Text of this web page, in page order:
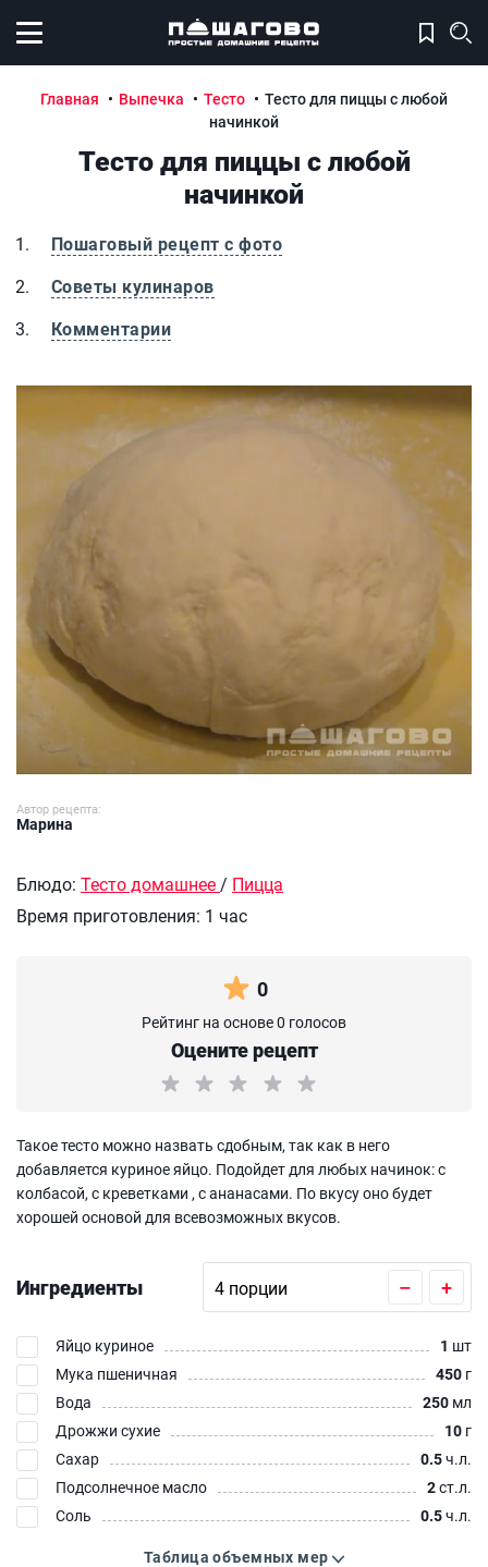
Открыть меню
Главная Выпечка Тесто
Тесто для пиццы с любой
начинкой
Тесто для пиццы с любой
начинкой
Пошаговый рецепт с фото
Советы кулинаров
Комментарии
Тесто для пиццы с любой начинкой
Автор рецепта:
Марина
Блюдо: Тесто домашнее/ Пицца
Время приготовления: 1 час
0
Рейтинг на основе 0 голосов
Оцените рецепт
Такое тесто можно назвать сдобным, так как в него
добавляется куриное яйцо. Подойдет для любых начинок: с
колбасой, с креветками , с ананасами. По вкусу оно будет
хорошей основой для всевозможных вкусов.
Ингредиенты – +
Яйцо куриное 1 шт
Мука пшеничная
450 г
Вода
250 мл
Дрожжи сухие
10 г
Сахар
0.5ч.л.
Подсолнечное масло
2ст.л.
Соль
0.5ч.л.
Таблица объемных мер